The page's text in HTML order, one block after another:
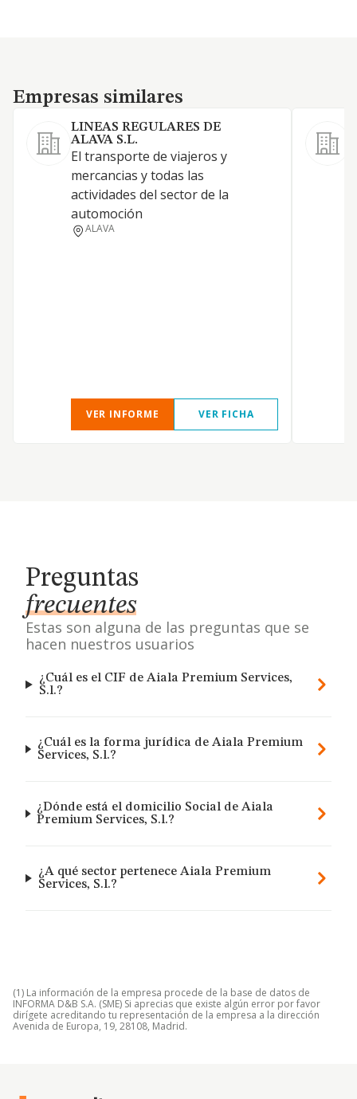
Empresas similares
Empresas similares
LINEAS REGULARES DE
ALAVA S.L.
El transporte de viajeros y
mercancias y todas las
actividades del sector de la
automoción
ALAVA
VER INFORME VER FICHA
Preguntas
frecuentes
Estas son alguna de las preguntas que se
hacen nuestros usuarios
¿Cuál es el CIF de Aiala Premium Services,
S.l.?
¿Cuál es la forma jurídica de Aiala Premium
Services, S.l.?
¿Dónde está el domicilio Social de Aiala
Premium Services, S.l.?
¿A qué sector pertenece Aiala Premium
Services, S.l.?
(1) La información de la empresa procede de la base de datos de
INFORMA D&B S.A. (SME) Si aprecias que existe algún error por favor
dirígete acreditando tu representación de la empresa a la dirección
Avenida de Europa, 19, 28108, Madrid.